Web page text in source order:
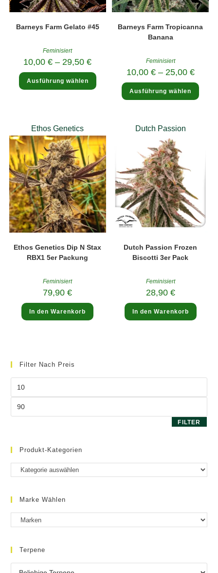
Barneys Farm Gelato #45
Feminisiert
10,00€ – 29,50€
Ausführung wählen
Dieses
weist
mehrere
Varianten
auf
der
Produktseite
gewählt
werden
Barneys Farm Tropicanna
Banana
Feminisiert
10,00 €– 25,00 €
Ausführung wählen
weist
Ethos Genetics
Ethos Genetics Dip N Stax
RBX1 5er Packung
Feminisiert
79,90€
In den Warenkorb
Dutch Passion
Dutch Passion Frozen
Biscotti 3er Pack
Feminisiert
28,90 €
In den Warenkorb
Filter Nach Preis
FILTER
Produkt-Kategorien
Marke Wählen
Terpene